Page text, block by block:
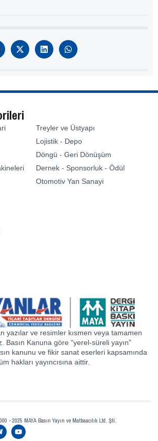
Treyler ve Üstyapı
Lojistik - Depo
Döngü - Geri Dönüşüm
Dernek - Sponsorluk - Ödül
Otomotiv Yan Sanayi
yazılar ve resimler kısmen veya tamamen
Basın Kanuna göre “yerel-süreli yayın”
kanunu ve fikir sanat eserleri kapsamında
hakları yayıncısına aittir.
- 2025 MAYA Basın Yayın ve Matbaacılık Ltd. Şti.